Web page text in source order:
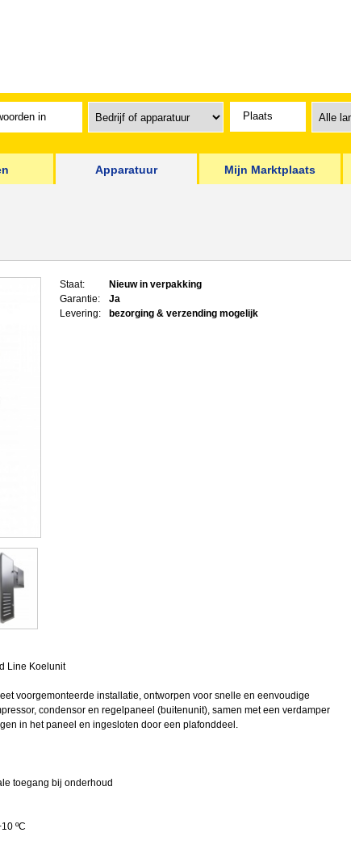
Apparatuur Mijn Marktplaats
Staat:
Nieuw in verpakking
Garantie:
Ja
Levering:
bezorging & verzending mogelijk
Line Koelunit
voorgemonteerde installatie, ontworpen voor snelle en eenvoudige
condensor en regelpaneel (buitenunit), samen met een verdamper
in het paneel en ingesloten door een plafonddeel.
toegang bij onderhoud
ºC